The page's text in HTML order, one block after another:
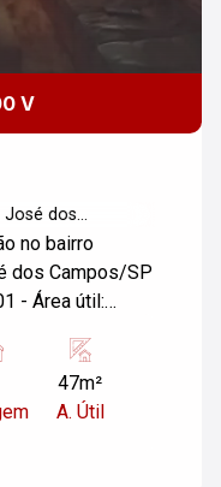
V
José dos
no bairro
dos Campos/SP
- Área útil:
e praticidade,
é perfeito
47m²
A. Útil